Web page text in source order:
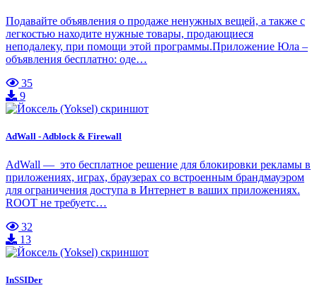
Подавайте объявления о продаже ненужных вещей, а также с
легкостью находите нужные товары, продающиеся
неподалеку, при помощи этой программы.Приложение Юла –
объявления бесплатно: оде…
35
9
AdWall - Adblock & Firewall
AdWall — это бесплатное решение для блокировки рекламы в
приложениях, играх, браузерах со встроенным брандмауэром
для ограничения доступа в Интернет в ваших приложениях.
ROOT не требуетс…
32
13
InSSIDer